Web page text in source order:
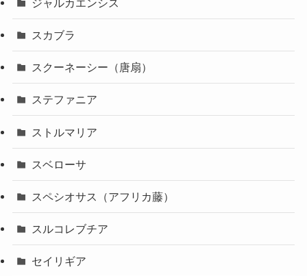
ジャルカエンシス
スカブラ
スクーネーシー（唐扇）
ステファニア
ストルマリア
スベローサ
スペシオサス（アフリカ藤）
スルコレブチア
セイリギア